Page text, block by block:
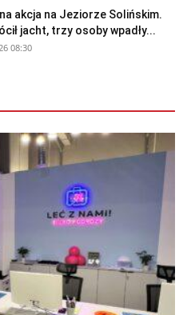
akcja na Jeziorze Solińskim.
jacht, trzy osoby wpadły...
08:30